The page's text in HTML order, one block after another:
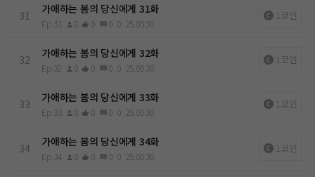
31 가애하는 봄의 당신에게 31화
Ep.31 0 0 0 0 25.05.30
1코인
32 가애하는 봄의 당신에게 32화
Ep.32 0 0 0 0 25.05.30
1코인
33 가애하는 봄의 당신에게 33화
Ep.33 0 0 0 0 25.05.30
1코인
34 가애하는 봄의 당신에게 34화
Ep.34 0 0 0 0 25.05.30
1코인